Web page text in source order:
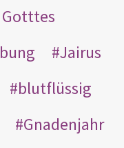
Jairus
blutflüssig
Gnadenjahr